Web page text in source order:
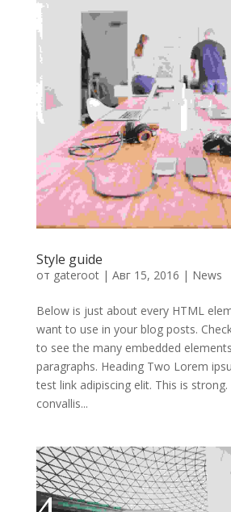
Style guide
от gateroot| Авг 15, 2016 | News
Below is just about every HTML
want to use in your blog posts.
to see the many embedded
paragraphs. Heading Two Lorem
test link adipiscing elit. This is
convallis...